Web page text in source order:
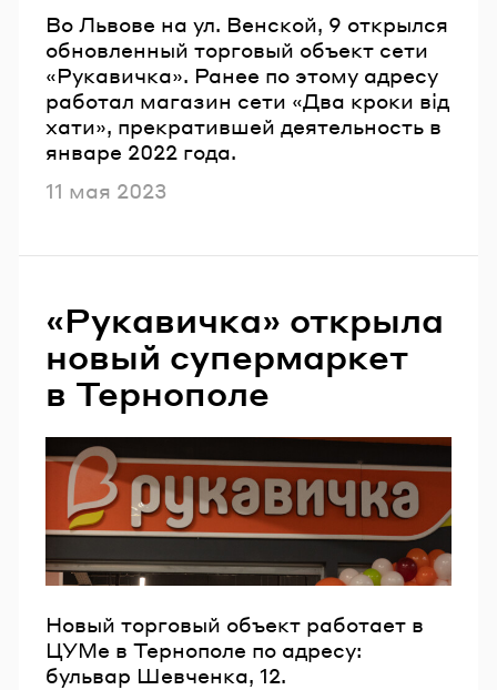
Во Львове на ул. Венской, 9 открылся
обновленный торговый объект сети
«Рукавичка». Ранее по этому адресу
работал магазин сети «Два кроки від
хати», прекратившей деятельность в
январе 2022 года.
Опубликовано
11 мая 2023
«Рукавичка» открыла
новый супермаркет
в Тернополе
Новый торговый объект работает в
ЦУМе в Тернополе по адресу:
бульвар Шевченка, 12.